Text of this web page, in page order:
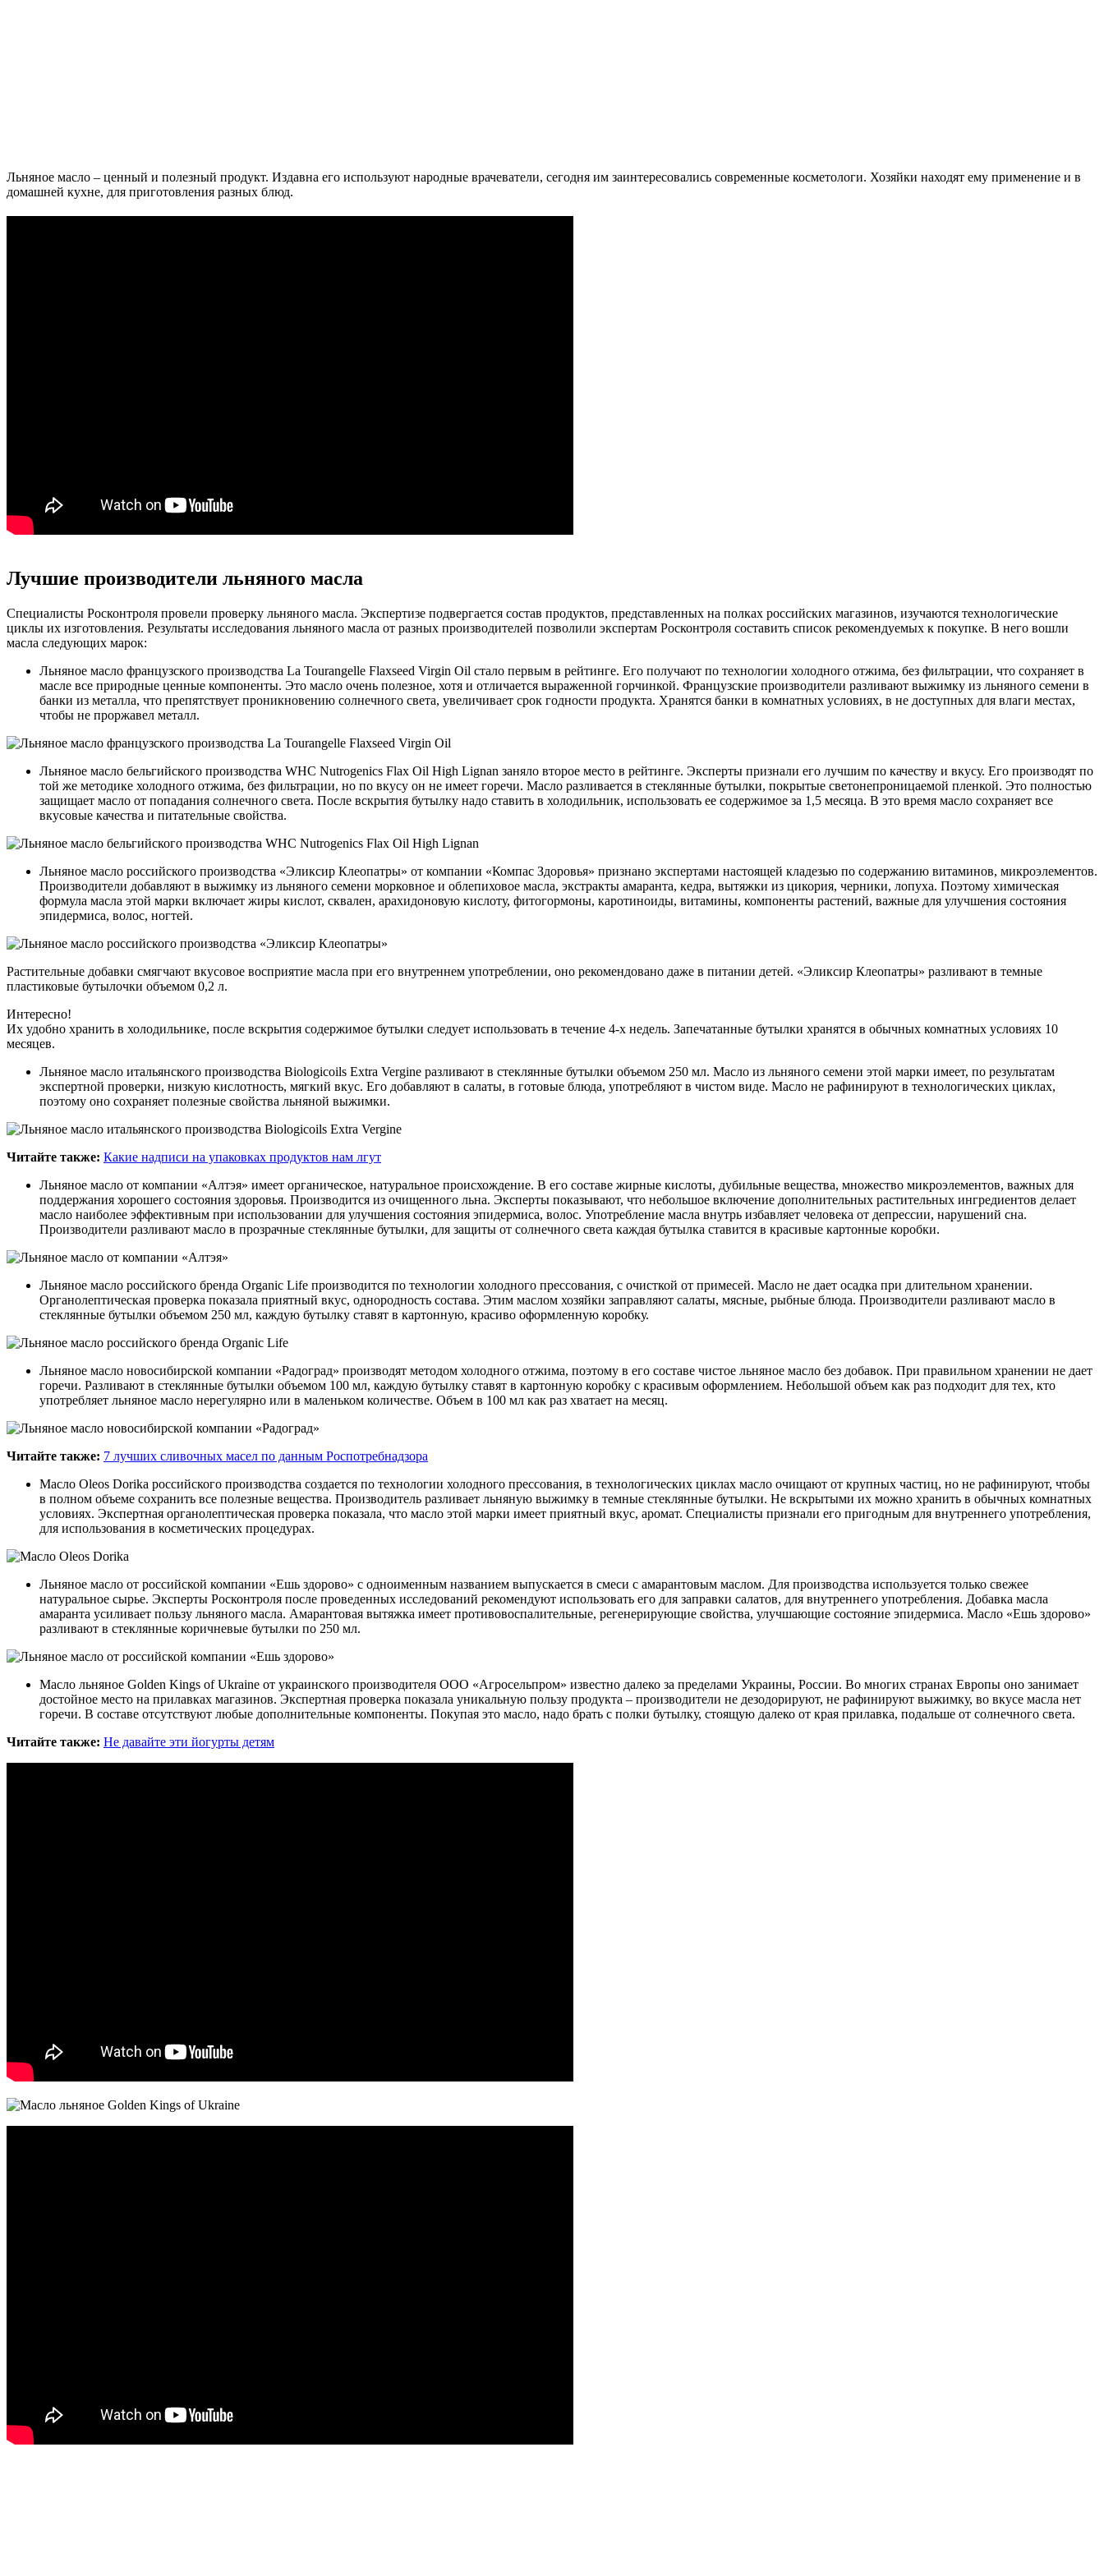
Льняное масло – ценный и полезный продукт. Издавна его используют народные врачеватели, сегодня им заинтересовались современные косметологи. Хозяйки находят ему применение и в
домашней кухне, для приготовления разных блюд.
Лучшие производители льняного масла
Специалисты Росконтроля провели проверку льняного масла. Экспертизе подвергается состав продуктов, представленных на полках российских магазинов, изучаются технологические
циклы их изготовления. Результаты исследования льняного масла от разных производителей позволили экспертам Росконтроля составить список рекомендуемых к покупке. В него вошли
масла следующих марок:
Льняное масло французского производства La Tourangelle Flaxseed Virgin Oil стало первым в рейтинге. Его получают по технологии холодного отжима, без фильтрации, что сохраняет в
масле все природные ценные компоненты. Это масло очень полезное, хотя и отличается выраженной горчинкой. Французские производители разливают выжимку из льняного семени в
банки из металла, что препятствует проникновению солнечного света, увеличивает срок годности продукта. Хранятся банки в комнатных условиях, в не доступных для влаги местах,
чтобы не проржавел металл.
Льняное масло бельгийского производства WHC Nutrogenics Flax Oil High Lignan заняло второе место в рейтинге. Эксперты признали его лучшим по качеству и вкусу. Его производят по
той же методике холодного отжима, без фильтрации, но по вкусу он не имеет горечи. Масло разливается в стеклянные бутылки, покрытые светонепроницаемой пленкой. Это полностью
защищает масло от попадания солнечного света. После вскрытия бутылку надо ставить в холодильник, использовать ее содержимое за 1,5 месяца. В это время масло сохраняет все
вкусовые качества и питательные свойства.
Льняное масло российского производства «Эликсир Клеопатры» от компании «Компас Здоровья» признано экспертами настоящей кладезью по содержанию витаминов, микроэлементов.
Производители добавляют в выжимку из льняного семени морковное и облепиховое масла, экстракты амаранта, кедра, вытяжки из цикория, черники, лопуха. Поэтому химическая
формула масла этой марки включает жиры кислот, сквален, арахидоновую кислоту, фитогормоны, каротиноиды, витамины, компоненты растений, важные для улучшения состояния
эпидермиса, волос, ногтей.
Растительные добавки смягчают вкусовое восприятие масла при его внутреннем употреблении, оно рекомендовано даже в питании детей. «Эликсир Клеопатры» разливают в темные
пластиковые бутылочки объемом 0,2 л.
Интересно!
Их удобно хранить в холодильнике, после вскрытия содержимое бутылки следует использовать в течение 4-х недель. Запечатанные бутылки хранятся в обычных комнатных условиях 10
месяцев.
Льняное масло итальянского производства Biologicoils Extra Vergine разливают в стеклянные бутылки объемом 250 мл. Масло из льняного семени этой марки имеет, по результатам
экспертной проверки, низкую кислотность, мягкий вкус. Его добавляют в салаты, в готовые блюда, употребляют в чистом виде. Масло не рафинируют в технологических циклах,
поэтому оно сохраняет полезные свойства льняной выжимки.
Читайте также: Какие надписи на упаковках продуктов нам лгут
Льняное масло от компании «Алтэя» имеет органическое, натуральное происхождение. В его составе жирные кислоты, дубильные вещества, множество микроэлементов, важных для
поддержания хорошего состояния здоровья. Производится из очищенного льна. Эксперты показывают, что небольшое включение дополнительных растительных ингредиентов делает
масло наиболее эффективным при использовании для улучшения состояния эпидермиса, волос. Употребление масла внутрь избавляет человека от депрессии, нарушений сна.
Производители разливают масло в прозрачные стеклянные бутылки, для защиты от солнечного света каждая бутылка ставится в красивые картонные коробки.
Льняное масло российского бренда Organic Life производится по технологии холодного прессования, с очисткой от примесей. Масло не дает осадка при длительном хранении.
Органолептическая проверка показала приятный вкус, однородность состава. Этим маслом хозяйки заправляют салаты, мясные, рыбные блюда. Производители разливают масло в
стеклянные бутылки объемом 250 мл, каждую бутылку ставят в картонную, красиво оформленную коробку.
Льняное масло новосибирской компании «Радоград» производят методом холодного отжима, поэтому в его составе чистое льняное масло без добавок. При правильном хранении не дает
горечи. Разливают в стеклянные бутылки объемом 100 мл, каждую бутылку ставят в картонную коробку с красивым оформлением. Небольшой объем как раз подходит для тех, кто
употребляет льняное масло нерегулярно или в маленьком количестве. Объем в 100 мл как раз хватает на месяц.
Читайте также: 7 лучших сливочных масел по данным Роспотребнадзора
Масло Oleos Dorika российского производства создается по технологии холодного прессования, в технологических циклах масло очищают от крупных частиц, но не рафинируют, чтобы
в полном объеме сохранить все полезные вещества. Производитель разливает льняную выжимку в темные стеклянные бутылки. Не вскрытыми их можно хранить в обычных комнатных
условиях. Экспертная органолептическая проверка показала, что масло этой марки имеет приятный вкус, аромат. Специалисты признали его пригодным для внутреннего употребления,
для использования в косметических процедурах.
Льняное масло от российской компании «Ешь здорово» с одноименным названием выпускается в смеси с амарантовым маслом. Для производства используется только свежее
натуральное сырье. Эксперты Росконтроля после проведенных исследований рекомендуют использовать его для заправки салатов, для внутреннего употребления. Добавка масла
амаранта усиливает пользу льняного масла. Амарантовая вытяжка имеет противовоспалительные, регенерирующие свойства, улучшающие состояние эпидермиса. Масло «Ешь здорово»
разливают в стеклянные коричневые бутылки по 250 мл.
Масло льняное Golden Kings of Ukraine от украинского производителя ООО «Агросельпром» известно далеко за пределами Украины, России. Во многих странах Европы оно занимает
достойное место на прилавках магазинов. Экспертная проверка показала уникальную пользу продукта – производители не дезодорируют, не рафинируют выжимку, во вкусе масла нет
горечи. В составе отсутствуют любые дополнительные компоненты. Покупая это масло, надо брать с полки бутылку, стоящую далеко от края прилавка, подальше от солнечного света.
Читайте также: Не давайте эти йогурты детям